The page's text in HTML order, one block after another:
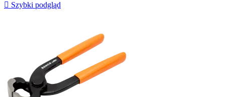
 Szybki podgląd